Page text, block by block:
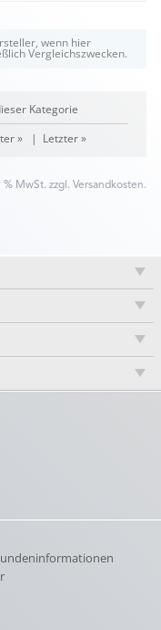
wenn hier
Vergleichszwecken.
Kategorie
»| Letzter »
MwSt. zzgl. Versandkosten.